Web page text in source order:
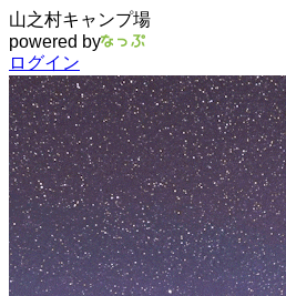
山之村キャンプ場
powered by
ログイン